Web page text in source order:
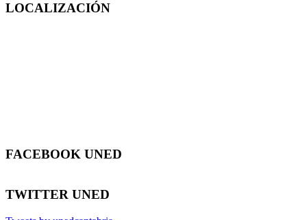
LOCALIZACIÓN
FACEBOOK UNED
TWITTER UNED